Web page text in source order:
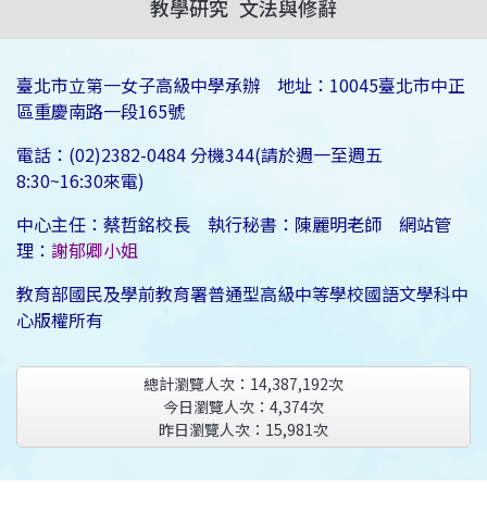
教學研究 文法與修辭
臺北市立第一女子高級中學承辦 地址：10045臺北市中正
區重慶南路一段165號
電話：(02)2382-0484 分機344(請於週一至週五
8:30~16:30來電)
中心主任：蔡哲銘校長 執行秘書：陳麗明老師 網站管
理： 謝郁卿小姐
教育部國民及學前教育署普通型高級中等學校國語文學科中
心版權所有
總計瀏覽人次： 14,387,192次
今日瀏覽人次： 4,374次
昨日瀏覽人次： 15,981次